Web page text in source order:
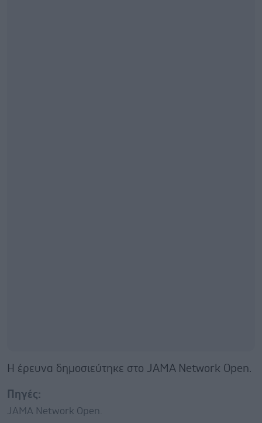
Η έρευνα δημοσιεύτηκε στο JAMA Network Open.
Πηγές:
JAMA Network Open.